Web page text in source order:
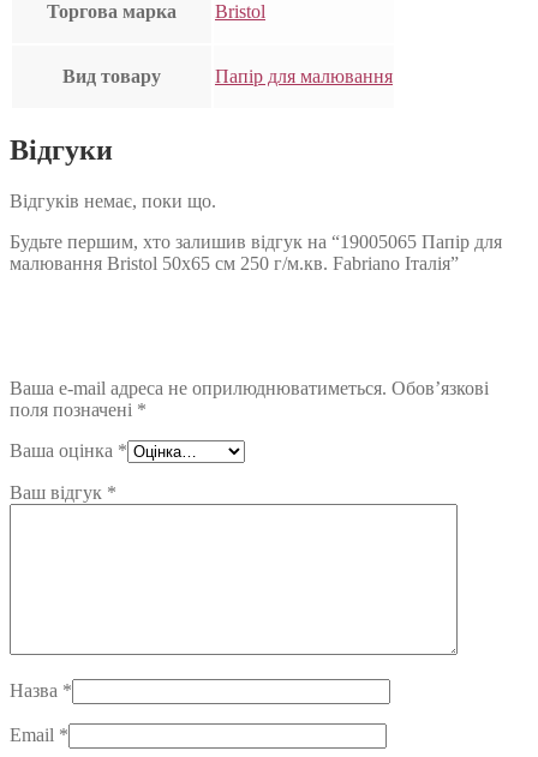
Торгова марка Bristol
Вид товару Папір для малювання
Відгуки
Відгуків немає, поки що.
Будьте першим, хто залишив відгук на “19005065 Папір для
малювання Bristol 50х65 см 250 г/м.кв. Fabriano Італія”
Ваша e-mail адреса не оприлюднюватиметься. Обов’язкові
поля позначені *
Ваша оцінка *
Ваш відгук *
Назва *
Email *